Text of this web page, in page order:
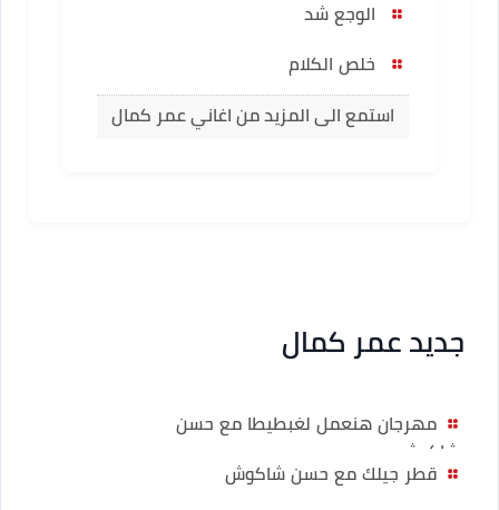
الوجع شد
خلص الكلام
استمع الى المزيد من اغاني عمر كمال
جديد عمر كمال
مهرجان هنعمل لغبطيطا مع حسن
شاكوش
قطر جيلك مع حسن شاكوش